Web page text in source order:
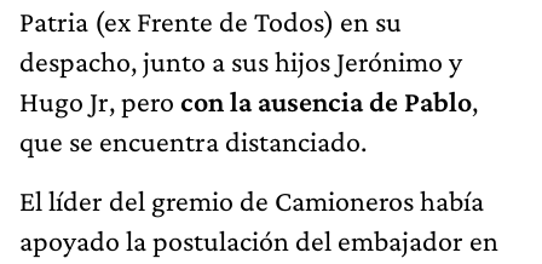
despacho, junto a sus hijos Jerónimo y
Hugo Jr, perocon la ausencia de Pablo
que se encuentra distanciado.
El líder del gremio de Camioneros había
apoyado la postulación del embajador en
Brasil,Daniel Scioli, e incluso aceptó ser